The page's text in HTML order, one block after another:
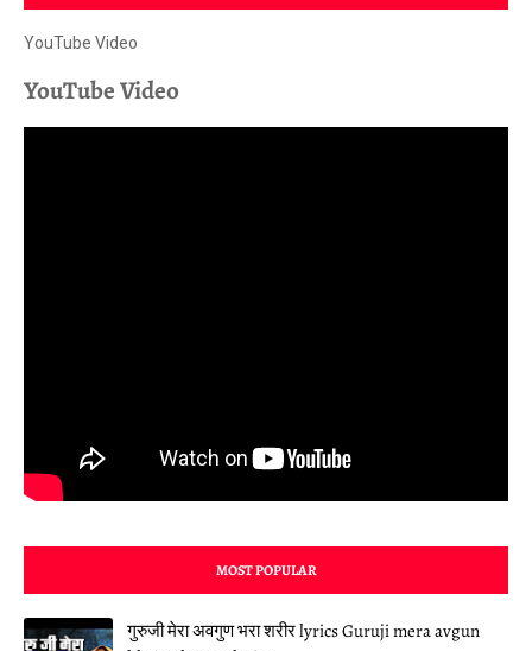
YouTube Video
YouTube Video
MOST POPULAR
गुरुजी मेरा अवगुण भरा शरीर lyrics Guruji mera avgun